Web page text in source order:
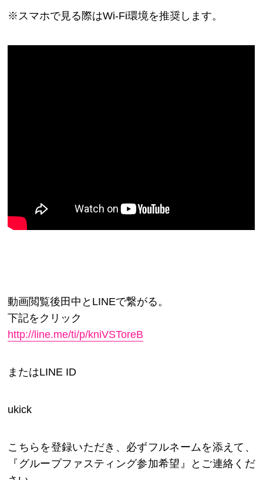
※スマホで見る際はWi-Fi環境を推奨します。
動画閲覧後田中とLINEで繋がる。
下記をクリック
http://line.me/ti/p/kniVSToreB
またはLINE ID
ukick
こちらを登録いただき、必ずフルネームを添えて、
『グループファスティング参加希望』とご連絡くだ